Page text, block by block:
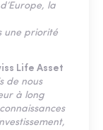
la
une priorité
Life Asset
de nous
à long